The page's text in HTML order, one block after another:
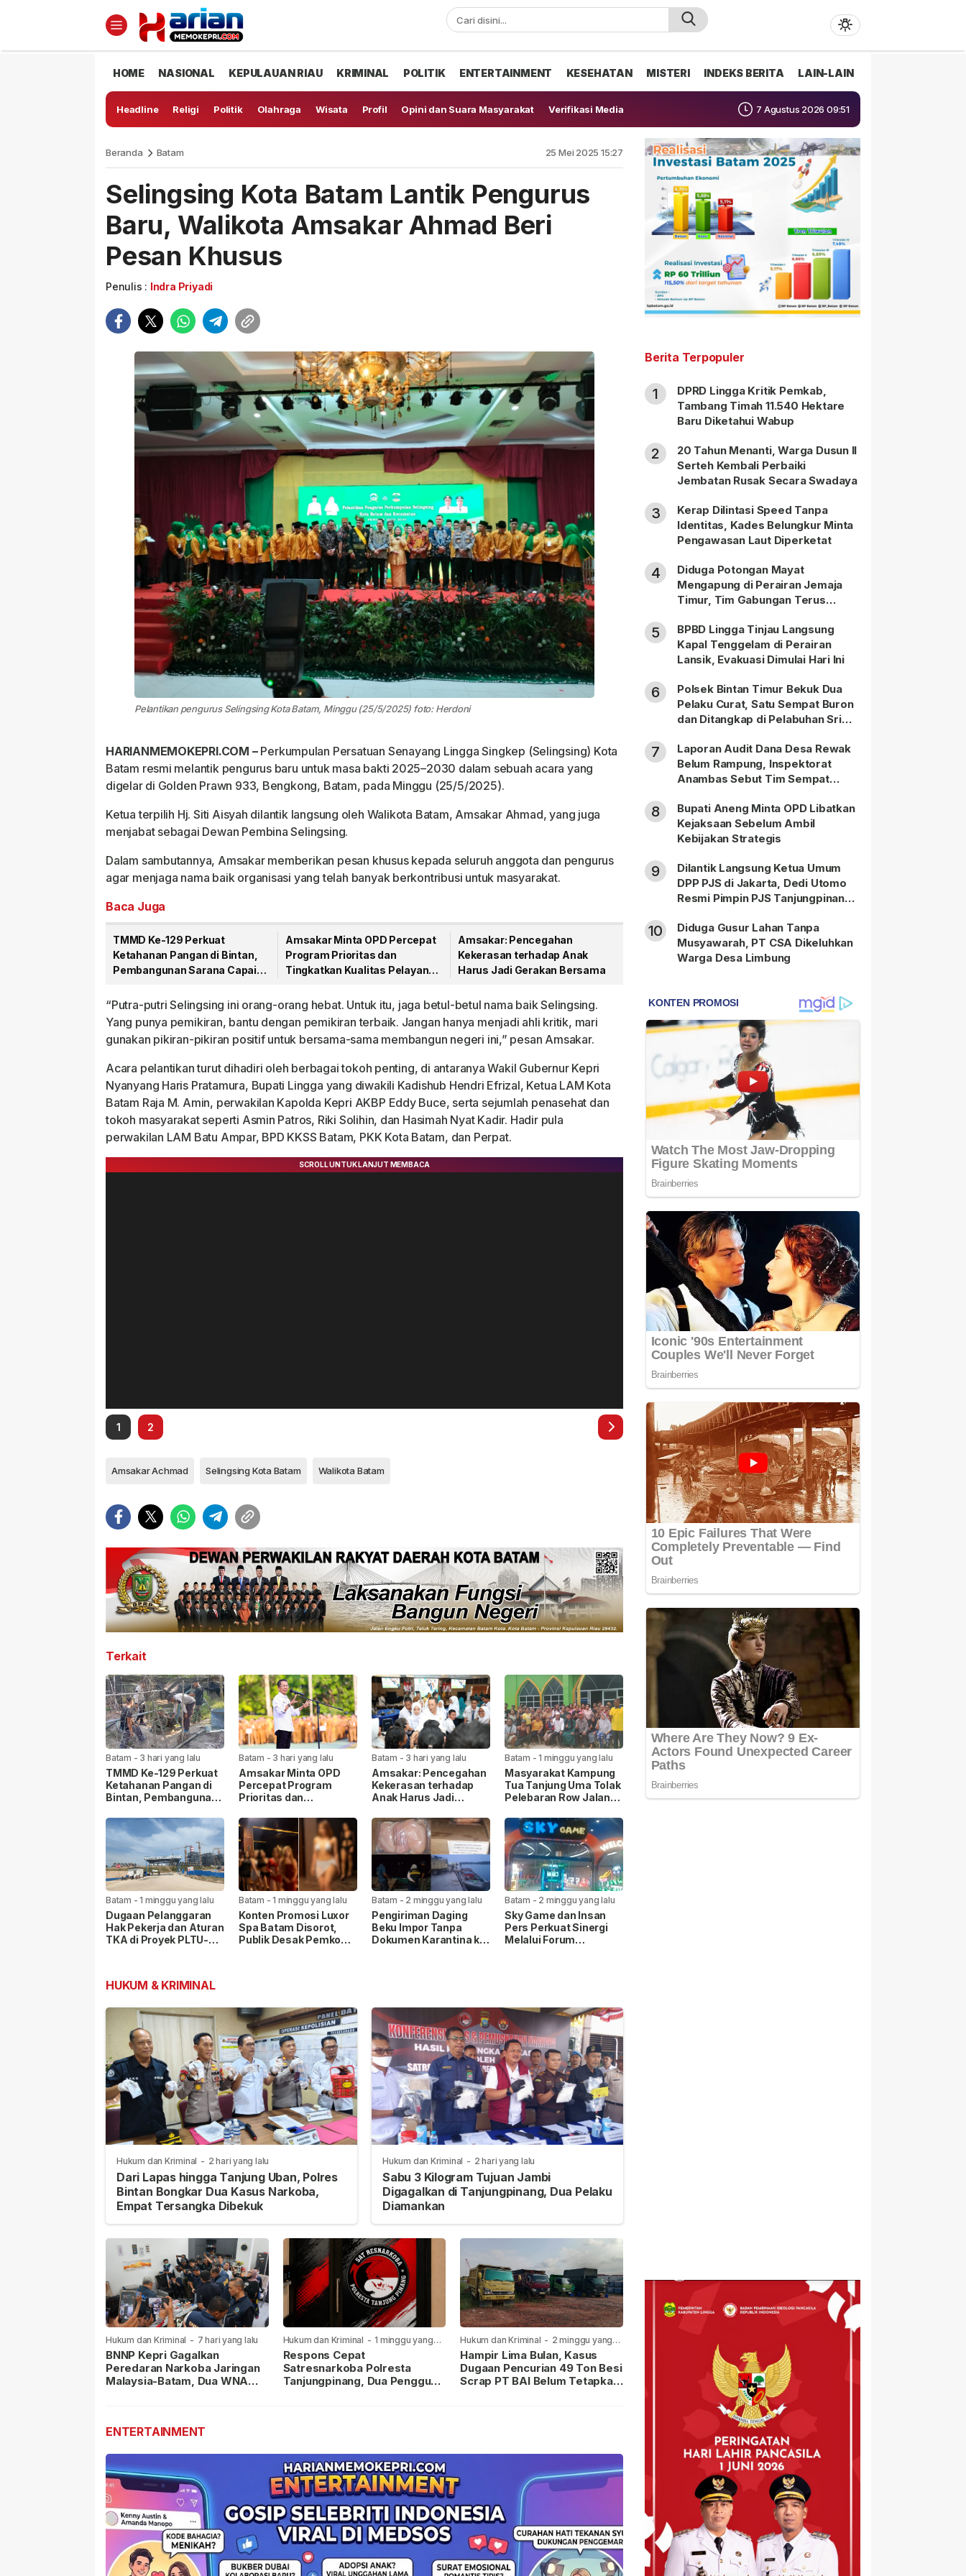
HOME NASIONAL KEPULAUAN RIAU KRIMINAL POLITIK ENTERTAINMENT KESEHATAN MISTERI INDEKS BERITA LAIN-LAIN
Headline Religi Politik Olahraga Wisata Profil Opini dan Suara Masyarakat Verifikasi Media 7 Agustus 2026 09:51
Beranda Batam 25 Mei 2025 15:27
Selingsing Kota Batam Lantik Pengurus
Baru, Walikota Amsakar Ahmad Beri
Pesan Khusus
Penulis : Indra Priyadi
Pelantikan pengurus Selingsing Kota Batam, Minggu (25/5/2025) foto: Herdoni
HARIANMEMOKEPRI.COM –Perkumpulan Persatuan Senayang Lingga Singkep (Selingsing) Kota
Batam resmi melantik pengurus baru untuk masa bakti 2025–2030 dalam sebuah acara yang
digelar di Golden Prawn 933, Bengkong, Batam, pada Minggu (25/5/2025).
Ketua terpilih Hj. Siti Aisyah dilantik langsung oleh Walikota Batam, Amsakar Ahmad, yang juga
menjabat sebagai Dewan Pembina Selingsing.
Dalam sambutannya, Amsakar memberikan pesan khusus kepada seluruh anggota dan pengurus
agar menjaga nama baik organisasi yang telah banyak berkontribusi untuk masyarakat.
Baca Juga
TMMD Ke-129 Perkuat
Ketahanan Pangan di Bintan,
Pembangunan Sarana Capai
Amsakar Minta OPD Percepat
Program Prioritas dan
Tingkatkan Kualitas Pelayanan
Amsakar: Pencegahan
Kekerasan terhadap Anak
Harus Jadi Gerakan Bersama
“Putra-putri Selingsing ini orang-orang hebat. Untuk itu, jaga betul-betul nama baik Selingsing.
Yang punya pemikiran, bantu dengan pemikiran terbaik. Jangan hanya menjadi ahli kritik, mari
gunakan pikiran-pikiran positif untuk bersama-sama membangun negeri ini,” pesan Amsakar.
Acara pelantikan turut dihadiri oleh berbagai tokoh penting, di antaranya Wakil Gubernur Kepri
Nyanyang Haris Pratamura, Bupati Lingga yang diwakili Kadishub Hendri Efrizal, Ketua LAM Kota
Batam Raja M. Amin, perwakilan Kapolda Kepri AKBP Eddy Buce, serta sejumlah penasehat dan
tokoh masyarakat seperti Asmin Patros, Riki Solihin, dan Hasimah Nyat Kadir. Hadir pula
perwakilan LAM Batu Ampar, BPD KKSS Batam, PKK Kota Batam, dan Perpat.
1 2
Amsakar Achmad Selingsing Kota Batam Walikota Batam
Terkait
Batam - 3 hari yang lalu
TMMD Ke-129 Perkuat
Ketahanan Pangan di
Bintan, Pembangunan
Persen
Batam - 3 hari yang lalu
Amsakar Minta OPD
Percepat Program
Prioritas dan
Pelayanan Publik
Batam - 3 hari yang lalu
Amsakar: Pencegahan
Kekerasan terhadap
Anak Harus Jadi
Batam -1 minggu yang lalu
Masyarakat Kampung
Tua Tanjung Uma Tolak
Pelebaran Row Jalan
Agama Kompak Jaga
Masjid Nur Ilahi
Batam -1 minggu yang lalu
Dugaan Pelanggaran
Hak Pekerja dan Aturan
TKA di Proyek PLTU-
Batam -1 minggu yang lalu
Konten Promosi Luxor
Spa Batam Disorot,
Publik Desak Pemko
Batam - 2 minggu yang lalu
Pengiriman Daging
Beku Impor Tanpa
Dokumen Karantina ke
Batam - 2 minggu yang lalu
Sky Game dan Insan
Pers Perkuat Sinergi
Melalui Forum
HUKUM & KRIMINAL
Hukum dan Kriminal - 2 hari yang lalu
Dari Lapas hingga Tanjung Uban, Polres
Bintan Bongkar Dua Kasus Narkoba,
Empat Tersangka Dibekuk
Hukum dan Kriminal - 2 hari yang lalu
Sabu 3 Kilogram Tujuan Jambi
Digagalkan di Tanjungpinang, Dua Pelaku
Diamankan
Hukum dan Kriminal - 7 hari yang lalu
BNNP Kepri Gagalkan
Peredaran Narkoba Jaringan
Malaysia-Batam, Dua WNA
Hukum dan Kriminal - 1 minggu yang
lalu
Respons Cepat
Satresnarkoba Polresta
Tanjungpinang, Dua Pengguna
Hukum dan Kriminal - 2 minggu yang
lalu
Hampir Lima Bulan, Kasus
Dugaan Pencurian 49 Ton Besi
Scrap PT BAI Belum Tetapkan
ENTERTAINMENT
Berita Terpopuler
1
DPRD Lingga Kritik Pemkab,
Tambang Timah 11.540 Hektare
Baru Diketahui Wabup
2
20 Tahun Menanti, Warga Dusun II
Serteh Kembali Perbaiki
Jembatan Rusak Secara Swadaya
3
Kerap Dilintasi Speed Tanpa
Identitas, Kades Belungkur Minta
Pengawasan Laut Diperketat
4
Diduga Potongan Mayat
Mengapung di Perairan Jemaja
Timur, Tim Gabungan Terus
5
BPBD Lingga Tinjau Langsung
Kapal Tenggelam di Perairan
Lansik, Evakuasi Dimulai Hari Ini
6
Polsek Bintan Timur Bekuk Dua
Pelaku Curat, Satu Sempat Buron
dan Ditangkap di Pelabuhan Sri
7
Laporan Audit Dana Desa Rewak
Belum Rampung, Inspektorat
Anambas Sebut Tim Sempat
8
Bupati Aneng Minta OPD Libatkan
Kejaksaan Sebelum Ambil
Kebijakan Strategis
9
Dilantik Langsung Ketua Umum
DPP PJS di Jakarta, Dedi Utomo
Resmi Pimpin PJS Tanjungpinang-
10
Diduga Gusur Lahan Tanpa
Musyawarah, PT CSA Dikeluhkan
Warga Desa Limbung